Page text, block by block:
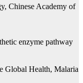
Chinese Academy of
enzyme pathway
Global Health, Malaria